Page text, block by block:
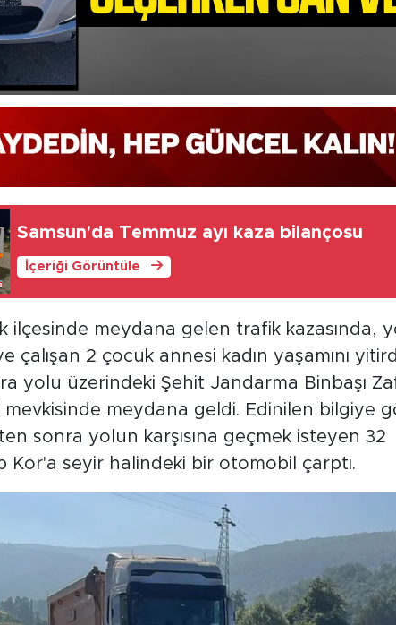
Samsun'da Temmuz ayı kaza bilançosu
İçeriği Görüntüle
ilçesinde meydana gelen trafik kazasında,
çalışan 2 çocuk annesi kadın yaşamını
yolu üzerindeki Şehit Jandarma Binbaşı
mevkisinde meydana geldi. Edinilen bilgiye
sonra yolun karşısına geçmek isteyen 32
Kor'a seyir halindeki bir otomobil çarptı.